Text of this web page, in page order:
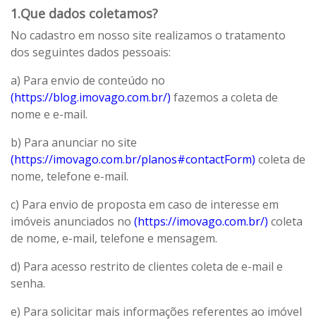
1.Que dados coletamos?
No cadastro em nosso site realizamos o tratamento
dos seguintes dados pessoais:
a) Para envio de conteúdo no
(https://blog.imovago.com.br/) fazemos a coleta de
nome e e-mail.
b) Para anunciar no site
(https://imovago.com.br/planos#contactForm) coleta de
nome, telefone e-mail.
c) Para envio de proposta em caso de interesse em
imóveis anunciados no (https://imovago.com.br/) coleta
de nome, e-mail, telefone e mensagem.
d) Para acesso restrito de clientes coleta de e-mail e
senha.
e) Para solicitar mais informações referentes ao imóvel